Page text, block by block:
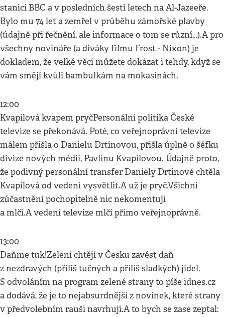
stanici BBC a v posledních šesti letech na Al-Jazeeře.
Bylo mu 74 let a zemřel v průběhu zámořské plavby
(údajně při řečnění, ale informace o tom se různí…).A pro
všechny novináře (a diváky filmu Frost - Nixon) je
dokladem, že velké věci můžete dokázat i tehdy, když se
vám smějí kvůli bambulkám na mokasínách.
12:00
Kvapilová kvapem pryčPersonální politika České
televize se překonává. Poté, co veřejnoprávní televize
málem přišla o Danielu Drtinovou, přišla úplně o šéfku
divize nových médií, Pavlínu Kvapilovou. Údajně proto,
že podivný personální transfer Daniely Drtinové chtěla
Kvapilová od vedení vysvětlit.A už je pryč.Všichni
zúčastnění pochopitelně nic nekomentují
a mlčí.A vedení televize mlčí přímo veřejnoprávně.
13:00
Daňme tuk!Zelení chtějí v Česku zavést daň
z nezdravých (příliš tučných a příliš sladkých) jídel.
S odvoláním na program zelené strany to píše idnes.cz
a dodává, že je to nejabsurdnější z novinek, které strany
v předvolebním rauši navrhují.A to bych se zase zeptal: